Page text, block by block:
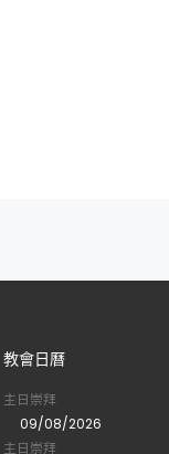
教會日曆
主日崇拜
09/08/2026
主日崇拜